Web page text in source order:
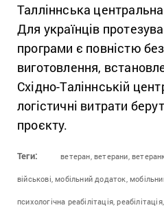
Талліннська центральна
Для українців
програми є повністю
виготовлення,
Східно-Таліннській
логістичні витрати
проєкту.
Теги: ветеран, ветерани,
військові, мобільний додаток,
психологічна реабілітація, реабілітація,